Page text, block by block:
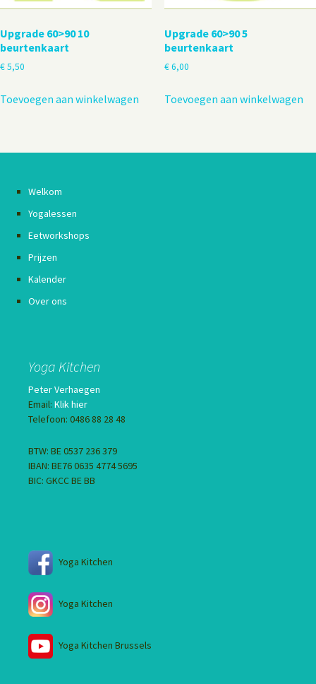
Upgrade 60>90 10
beurtenkaart
€5,50
Toevoegen aan winkelwagen
Upgrade 60>90 5
beurtenkaart
€6,00
Toevoegen aan winkelwagen
Welkom
Yogalessen
Eetworkshops
Prijzen
Kalender
Over ons
Yoga Kitchen
Peter Verhaegen
Email: Klik hier
Telefoon: 0486 88 28 48
BTW: BE 0537 236 379
IBAN: BE76 0635 4774 5695
BIC: GKCC BE BB
Yoga Kitchen
Yoga Kitchen
Yoga Kitchen Brussels